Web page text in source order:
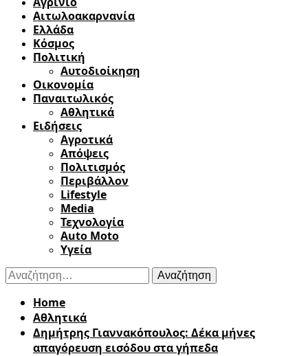
Αιτωλοακαρνανία
Ελλάδα
Κόσμος
Πολιτική
Αυτοδιοίκηση
Οικονομία
Παναιτωλικός
Αθλητικά
Ειδήσεις
Αγροτικά
Απόψεις
Πολιτισμός
Περιβάλλον
Lifestyle
Media
Τεχνολογία
Auto Moto
Υγεία
Αναζήτηση
για:
Home
Αθλητικά
Δημήτρης Γιαννακόπουλος: Δέκα μήνες
απαγόρευση εισόδου στα γήπεδα